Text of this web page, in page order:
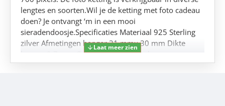
lengtes en soorten.Wil je de ketting met foto cadeau
doen? Je ontvangt ‘m in een mooi
sieradendoosje.Specificaties Materiaal 925 Sterling
zilver Afmetingen hanger 31 mmx 30 mm Dikte
hanger 0,7 mm Gravure Foto + 18 tekens